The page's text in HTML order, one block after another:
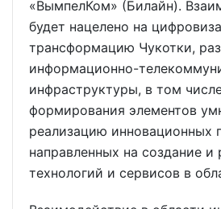
«ВымпелКом» (Билайн).
будет нацелено на
трансформацию Чукотки,
информационно-
инфраструктуры, в том
формирования элементов
реализацию инновационных
направленных на создание и
технологий и сервисов в